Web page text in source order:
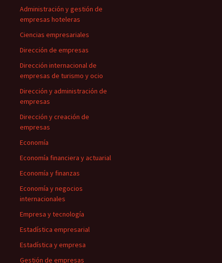
Administración y gestión de
empresas hoteleras
Ciencias empresariales
Dirección de empresas
Dirección internacional de
empresas de turismo y ocio
Dirección y administración de
empresas
Dirección y creación de
empresas
Economía
Economía financiera y actuarial
Economía y finanzas
Economía y negocios
internacionales
Empresa y tecnología
Estadística empresarial
Estadística y empresa
Gestión de empresas